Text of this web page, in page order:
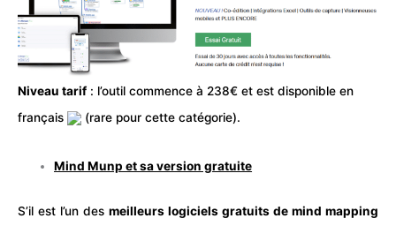
Niveau tarif : l’outil commence à 238€ et est disponible en
français
(rare pour cette catégorie).
Mind Munp et sa version gratuite
S’il est l’un des meilleurs logiciels gratuits de mind mapping